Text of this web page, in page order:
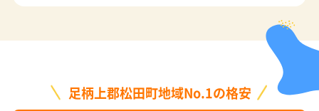
足柄上郡松田町地域No.1の格安